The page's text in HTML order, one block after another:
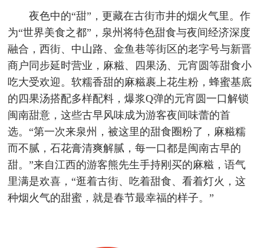
夜色中的“甜”，更藏在古街市井的烟火气里。作
为“世界美食之都”，泉州将特色甜食与夜间经济深度
融合，西街、中山路、金鱼巷等街区的老字号与新晋
商户同步延时营业，麻糍、四果汤、元宵圆等甜食小
吃大受欢迎。软糯香甜的麻糍裹上花生粉，蜂蜜基底
的四果汤搭配多样配料，爆浆Q弹的元宵圆一口解锁
闽南甜意，这些古早风味成为游客夜间味蕾的首
选。“第一次来泉州，被这里的甜食圈粉了，麻糍糯
而不腻，石花膏清爽解腻，每一口都是闽南古早的
甜。”来自江西的游客熊先生手持刚买的麻糍，语气
里满是欢喜，“逛着古街、吃着甜食、看着灯火，这
种烟火气的甜蜜，就是春节最幸福的样子。”